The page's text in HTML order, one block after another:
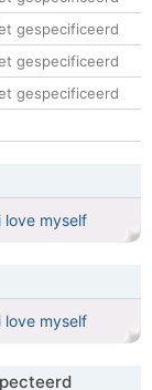
gespecificeerd
gespecificeerd
gespecificeerd
love myself
love myself